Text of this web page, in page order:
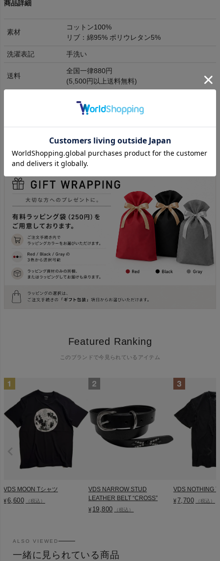
商品詳細
素材
コットン100%
リブ：綿95% ポリウレタン5%
洗濯表記 手洗い
送料
全国一律880円
(5,500円以上送料無料)
詳細はこちら)
14時までの注文当日発送(土日祝除く)
Featured Ranking
このブランドで今見られているアイテム
VDS MOON Tシャツ
¥6,600 （税込）
VDS NARROW STUD
LEATHER BELT “CROSS”
¥ 19,800 （税込）
VDS NOTHING
¥7,700 （税込）
ALSO VIEWED
一緒に見られている商品